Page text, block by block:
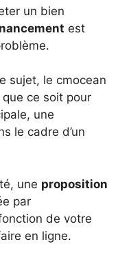
un bien
est
sujet, le cmocean
ce soit pour
une
le cadre d’un
une proposition
par
de votre
en ligne.